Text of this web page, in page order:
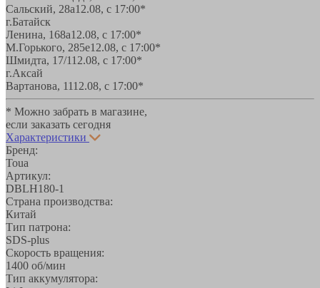
Сальский, 28a12.08, с 17:00*
г.Батайск
Ленина, 168а12.08, с 17:00*
М.Горького, 285е12.08, с 17:00*
Шмидта, 17/112.08, с 17:00*
г.Аксай
Вартанова, 1112.08, с 17:00*
* Можно забрать в магазине,
если заказать сегодня
Характеристики
Бренд:
Toua
Артикул:
DBLH180-1
Страна производства:
Китай
Тип патрона:
SDS-plus
Скорость вращения:
1400 об/мин
Тип аккумулятора: